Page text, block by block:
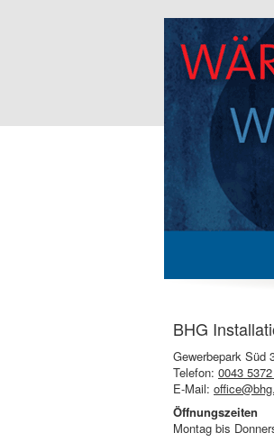
BHG
Gewerbepark Süd
Telefon: 0043
E-Mail:
Öffnungszeiten
Montag bis